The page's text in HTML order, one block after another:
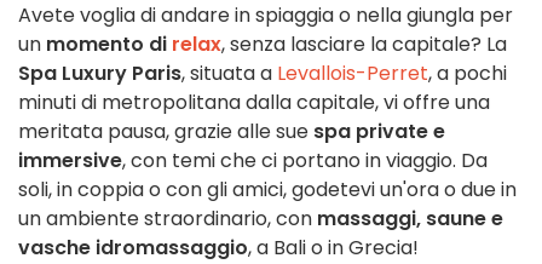
Avete voglia di andare in spiaggia o nella giungla per
un momento di relax, senza lasciare la capitale? La
Spa Luxury Paris, situata a Levallois-Perret, a pochi
minuti di metropolitana dalla capitale, vi offre una
meritata pausa, grazie alle sue spa private e
immersive, con temi che ci portano in viaggio. Da
soli, in coppia o con gli amici, godetevi un'ora o due in
un ambiente straordinario, con massaggi, saune e
vasche idromassaggio, a Bali o in Grecia!